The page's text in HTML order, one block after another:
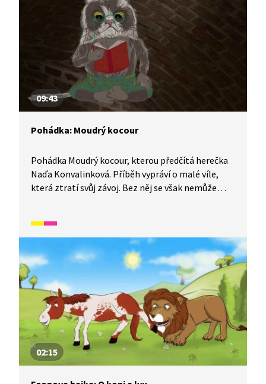
09:43
Pohádka: Moudrý kocour
Pohádka Moudrý kocour, kterou předčítá herečka
Naďa Konvalinková. Příběh vypráví o malé víle,
která ztratí svůj závoj. Bez něj se však nemůže
02:15